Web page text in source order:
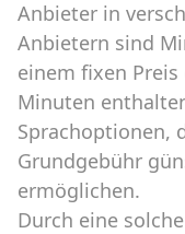
Anbieter in
Anbietern sind
einem fixen
Minuten
Sprachoptionen,
Grundgebühr
ermöglichen.
Durch eine